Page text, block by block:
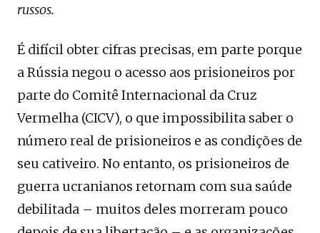
russos.
É difícil obter cifras precisas, em parte porque
a Rússia negou o acesso aos prisioneiros por
parte do Comitê Internacional da Cruz
Vermelha (CICV), o que impossibilita saber o
número real de prisioneiros e as condições de
seu cativeiro. No entanto, os prisioneiros de
guerra ucranianos retornam com sua saúde
debilitada – muitos deles morreram pouco